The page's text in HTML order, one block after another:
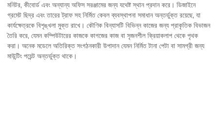
মনিটর, কীবোর্ড এবং অন্যান্য অফিস সরঞ্জামের জন্য যথেষ্ট স্থান প্রদান করে। ডিজাইনে
গ্রমেট ছিদ্র এবং তারের ট্রাফ সহ নির্মিত কেবল ব্যবস্থাপনা সমাধান অন্তর্ভুক্ত রয়েছে, যা
কার্যক্ষেত্রকে বিশৃঙ্খলা মুক্ত রাখে। কৌণিক বিন্যাসটি বিভিন্ন কাজের জন্য প্রাকৃতিক বিভাজন
তৈরি করে, যেমন কম্পিউটারের কাজকে কাগজের কাজ বা সৃজনশীল ক্রিয়াকলাপ থেকে পৃথক
করা। অনেক মডেলে অতিরিক্ত সংগঠনকারী উপাদান যেমন নির্মিত টানা পেটা বা সামগ্রী জন্য
মাউন্টিং পয়েন্ট অন্তর্ভুক্ত থাকে।